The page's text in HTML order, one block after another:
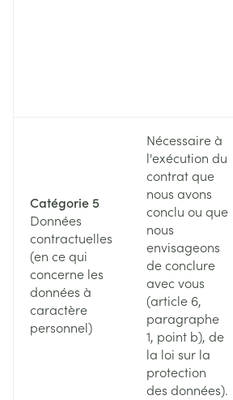
Catégorie 5
Données
contractuelles
(en ce qui
concerne les
données à
caractère
personnel)
Nécessaire à
l'exécution du
contrat que
nous avons
conclu ou que
nous
envisageons
de conclure
avec vous
(article 6,
paragraphe
1, point b), de
la loi sur la
protection
des données).